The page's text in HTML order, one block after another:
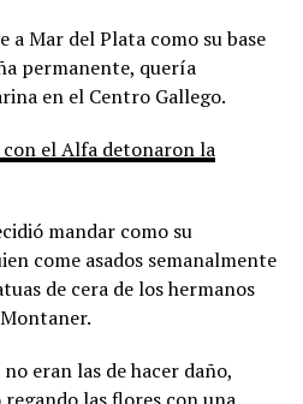
a Mar del Plata como su base
permanente, quería
en el Centro Gallego.
el Alfa detonaron la
mandar como su
come asados semanalmente
de cera de los hermanos
eran las de hacer daño,